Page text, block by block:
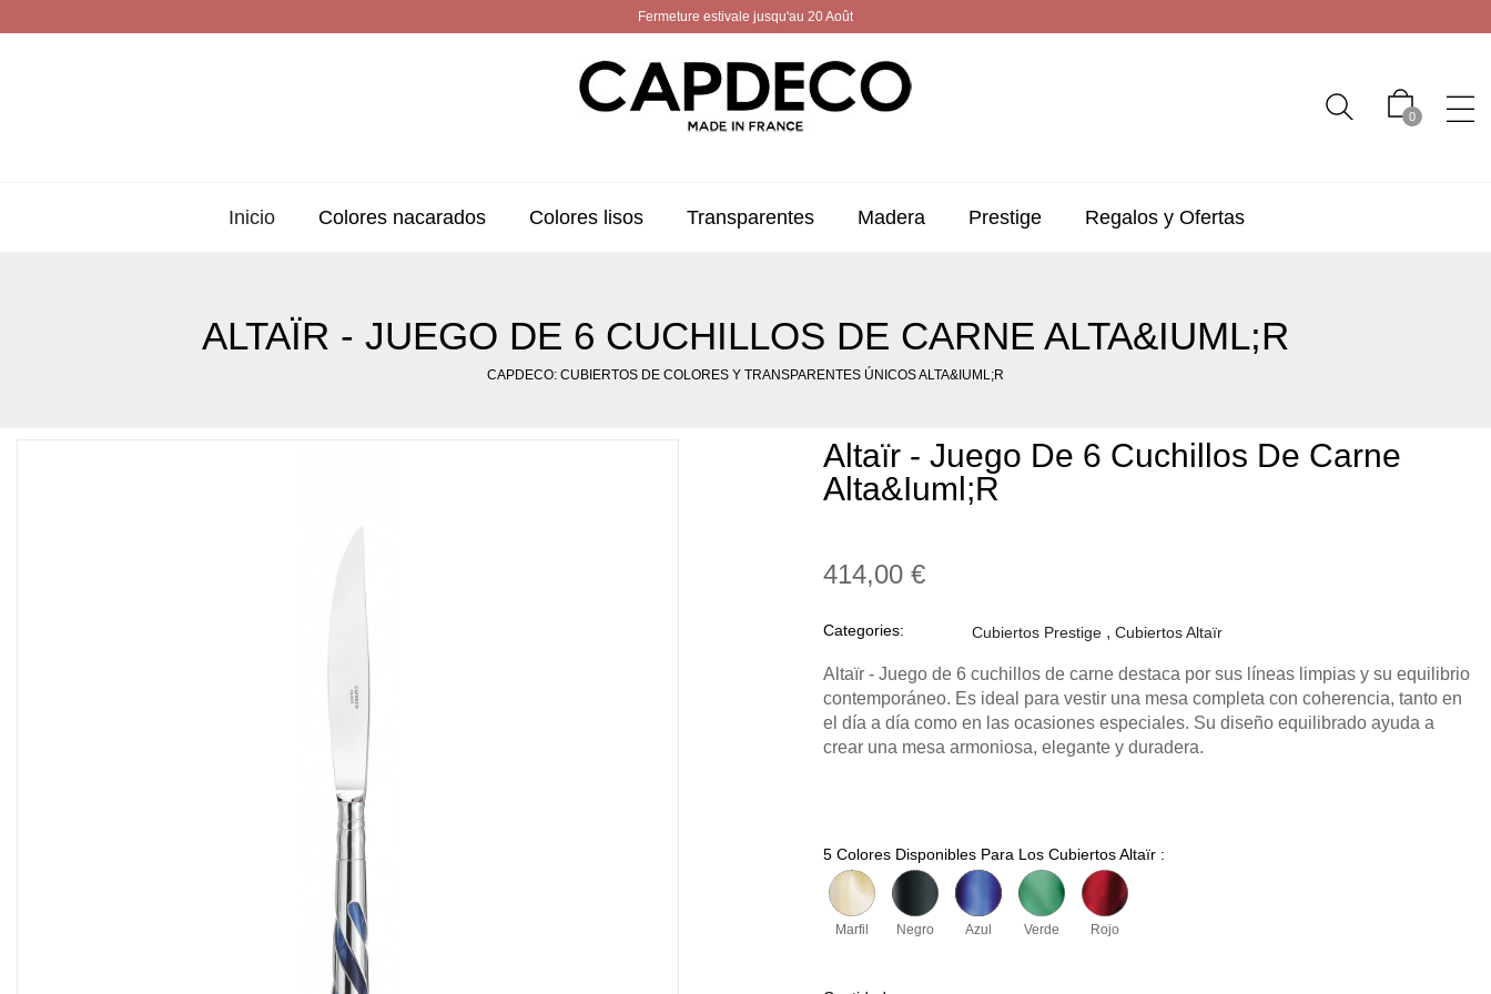
Fermeture estivale jusqu'au 20 Août
0
Inicio Colores nacarados Colores lisos Transparentes Madera Prestige Regalos y Ofertas
ALTAÏR - JUEGO DE 6 CUCHILLOS DE CARNE ALTA&IUML;R
CAPDECO: CUBIERTOS DE COLORES Y TRANSPARENTES ÚNICOS ALTA&IUML;R
Altaïr - Juego De 6 Cuchillos De Carne
Alta&iuml;r
414,00 €
Categories: Cubiertos Prestige Cubiertos Altaïr
Altaïr - Juego de 6 cuchillos de carne destaca por sus líneas limpias y su equilibrio
contemporáneo. Es ideal para vestir una mesa completa con coherencia, tanto en
el día a día como en las ocasiones especiales. Su diseño equilibrado ayuda a
crear una mesa armoniosa, elegante y duradera.
5 Colores Disponibles Para Los Cubiertos Altaïr :
Marfil Negro Azul Verde Rojo